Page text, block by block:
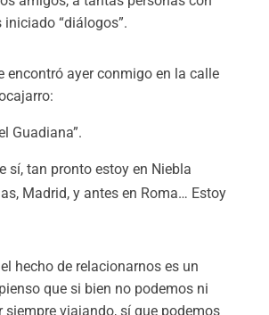
iniciado “diálogos”.
encontró ayer conmigo en la calle
Guadiana”.
sí, tan pronto estoy en Niebla
Madrid, y antes en Roma… Estoy
hecho de relacionarnos es un
que si bien no podemos ni
siempre viajando, sí que podemos